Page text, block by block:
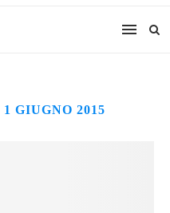
1 GIUGNO 2015